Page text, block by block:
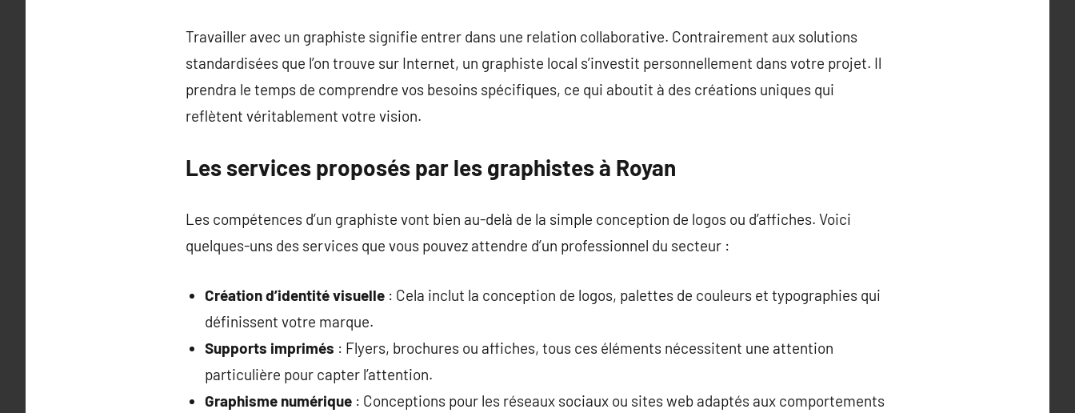
Travailler avec un graphiste signifie entrer dans une relation collaborative. Contrairement aux solutions
standardisées que l’on trouve sur Internet, un graphiste local s’investit personnellement dans votre projet. Il
prendra le temps de comprendre vos besoins spécifiques, ce qui aboutit à des créations uniques qui
reflètent véritablement votre vision.
Les services proposés par les graphistes à Royan
Les compétences d’un graphiste vont bien au-delà de la simple conception de logos ou d’affiches. Voici
quelques-uns des services que vous pouvez attendre d’un professionnel du secteur :
Création d’identité visuelle: Cela inclut la conception de logos, palettes de couleurs et typographies qui
définissent votre marque.
Supports imprimés : Flyers, brochures ou affiches, tous ces éléments nécessitent une attention
particulière pour capter l’attention.
Graphisme numérique: Conceptions pour les réseaux sociaux ou sites web adaptés aux comportements